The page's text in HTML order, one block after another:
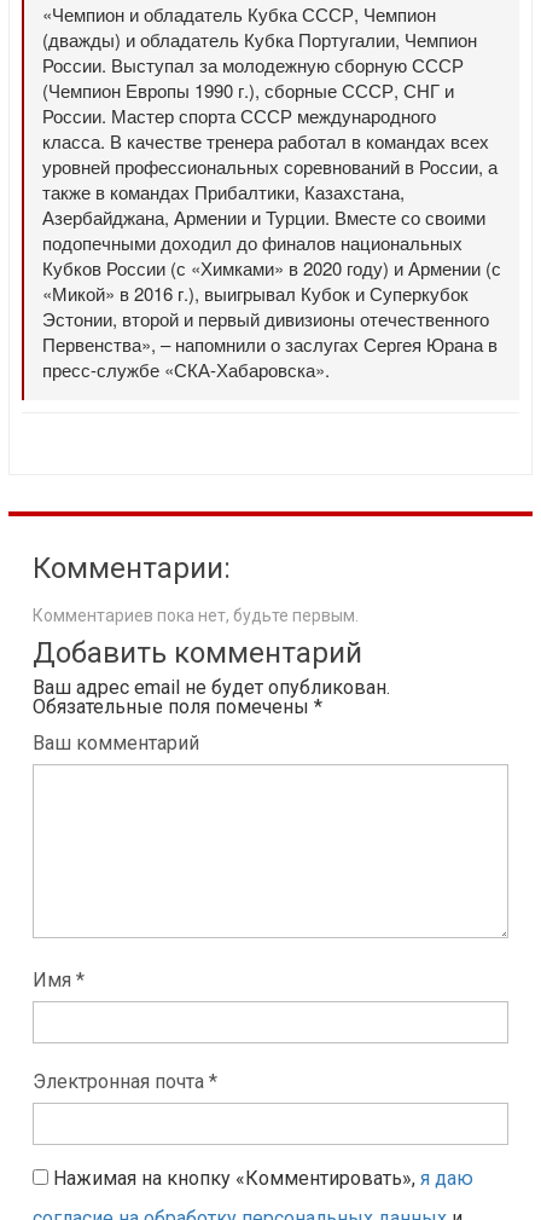
«Чемпион и обладатель Кубка СССР, Чемпион
(дважды) и обладатель Кубка Португалии, Чемпион
России. Выступал за молодежную сборную СССР
(Чемпион Европы 1990 г.), сборные СССР, СНГ и
России. Мастер спорта СССР международного
класса. В качестве тренера работал в командах всех
уровней профессиональных соревнований в России, а
также в командах Прибалтики, Казахстана,
Азербайджана, Армении и Турции. Вместе со своими
подопечными доходил до финалов национальных
Кубков России (с «Химками» в 2020 году) и Армении (с
«Микой» в 2016 г.), выигрывал Кубок и Суперкубок
Эстонии, второй и первый дивизионы отечественного
Первенства», – напомнили о заслугах Сергея Юрана в
пресс-службе «СКА-Хабаровска».
Комментарии:
Комментариев пока нет, будьте первым.
Добавить комментарий
Ваш адрес email не будет опубликован.
Обязательные поля помечены *
Ваш комментарий
Имя *
Электронная почта *
Нажимая на кнопку «Комментировать», я даю